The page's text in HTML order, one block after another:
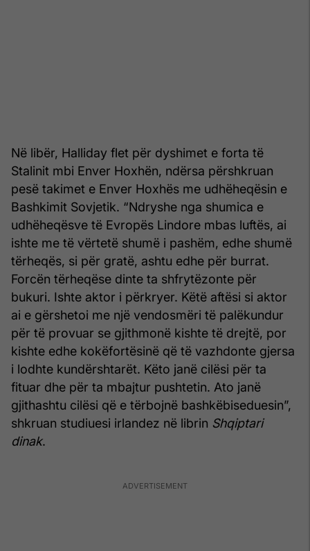
Në libër, Halliday flet për dyshimet e forta të
Stalinit mbi Enver Hoxhën, ndërsa përshkruan
pesë takimet e Enver Hoxhës me udhëheqësin e
Bashkimit Sovjetik. “Ndryshe nga shumica e
udhëheqësve të Evropës Lindore mbas luftës, ai
ishte me të vërtetë shumë i pashëm, edhe shumë
tërheqës, si për gratë, ashtu edhe për burrat.
Forcën tërheqëse dinte ta shfrytëzonte për
bukuri. Ishte aktor i përkryer. Këtë aftësi si aktor
ai e gërshetoi me një vendosmëri të palëkundur
për të provuar se gjithmonë kishte të drejtë, por
kishte edhe kokëfortësinë që të vazhdonte gjersa
i lodhte kundërshtarët. Këto janë cilësi për ta
fituar dhe për ta mbajtur pushtetin. Ato janë
gjithashtu cilësi që e tërbojnë bashkëbiseduesin”,
shkruan studiuesi irlandez në librin Shqiptari
dinak.